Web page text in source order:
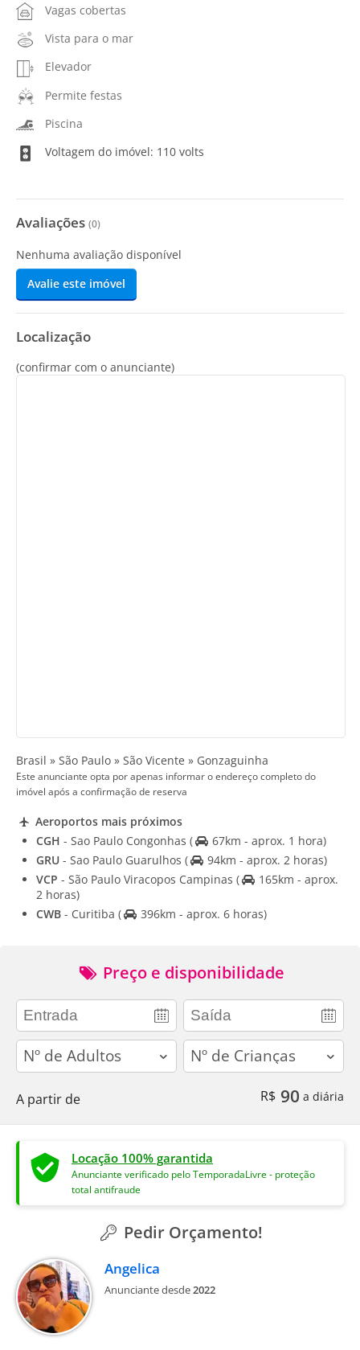
Vagas cobertas
Vista para o mar
Elevador
Permite festas
Piscina
Voltagem do imóvel: 110 volts
Avaliações (0)
Nenhuma avaliação disponível
Avalie este imóvel
Localização
(confirmar com o anunciante)
Brasil » São Paulo » São Vicente » Gonzaguinha
Este anunciante opta por apenas informar o endereço completo do
imóvel após a confirmação de reserva
Aeroportos mais próximos
CGH - Sao Paulo Congonhas (
67km - aprox. 1 hora)
GRU - Sao Paulo Guarulhos (
94km - aprox. 2 horas)
VCP - São Paulo Viracopos Campinas (
165km - aprox.
2 horas)
CWB - Curitiba ( 396km - aprox. 6 horas)
Preço e disponibilidade
adults children
A partir de R$ 90 a diária
Locação 100% garantida
Anunciante verificado pelo TemporadaLivre - proteção
total antifraude
Pedir Orçamento!
Angelica
Anunciante desde2022